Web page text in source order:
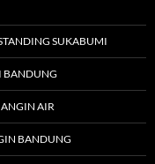
SUKABUMI
BANDUNG
ANGIN AIR
BANDUNG